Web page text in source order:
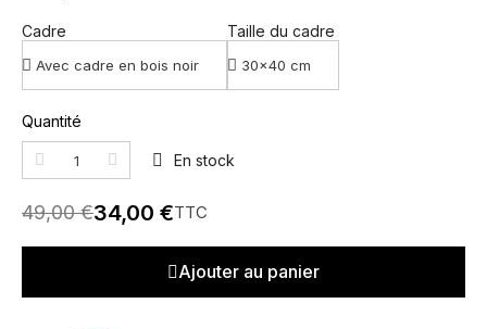
Cadre Taille du cadre
Quantité
En stock
49,00 €34,00 €TTC
Ajouter au panier